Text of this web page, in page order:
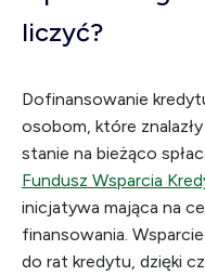
liczyć?
Dofinansowanie
osobom, które
stanie na bieżąco
Fundusz Wsparcia
inicjatywa mająca na
finansowania.
do rat kredytu, dzięki